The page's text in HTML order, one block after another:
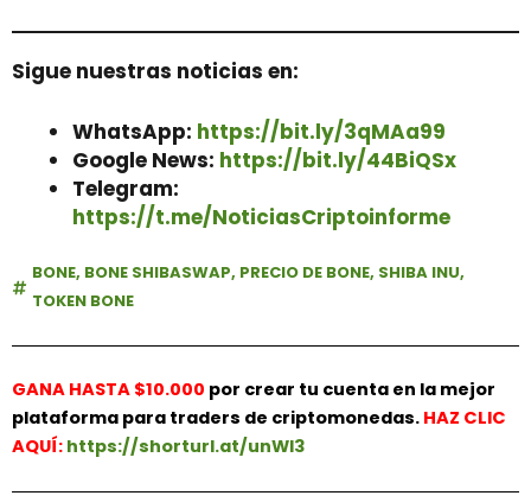
Sigue nuestras noticias en:
WhatsApp: https://bit.ly/3qMAa99
Google News: https://bit.ly/44BiQSx
Telegram:
https://t.me/NoticiasCriptoinforme
BONE, BONE SHIBASWAP, PRECIO DE BONE, SHIBA INU,
TOKEN BONE
GANA HASTA $10.000 por crear tu cuenta en la mejor
plataforma para traders de criptomonedas. HAZ CLIC
AQUÍ: https://shorturl.at/unWl3